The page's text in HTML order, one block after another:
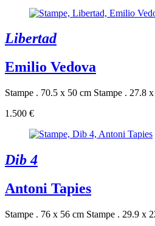
Libertad
Emilio Vedova
Stampe . 70.5 x 50 cm Stampe . 27.8
1.500 €
Dib 4
Antoni Tapies
Stampe . 76 x 56 cm Stampe . 29.9 x